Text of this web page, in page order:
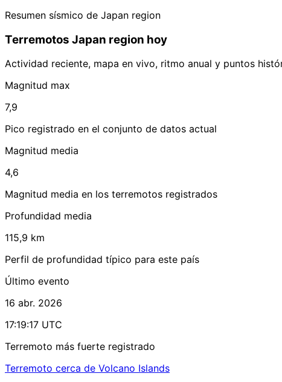
Resumen sísmico de Japan region
Terremotos Japan region hoy
Actividad reciente, mapa en vivo, ritmo anual y puntos
Magnitud max
7,9
Pico registrado en el conjunto de datos actual
Magnitud media
4,6
Magnitud media en los terremotos registrados
Profundidad media
115,9 km
Perfil de profundidad típico para este país
Último evento
16 abr. 2026
17:19:17 UTC
Terremoto más fuerte registrado
Terremoto cerca de Volcano Islands